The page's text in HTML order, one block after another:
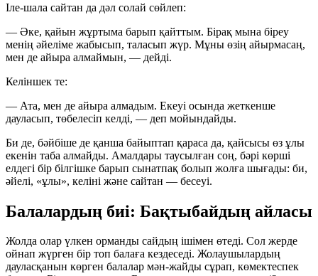
Іле-шала сайтан да дәл солай сөйлеп:
— Әке, қайын жұртыма барып қайттым. Бірақ мына біреу
менің әйеліме жабысып, таласып жүр. Мұны өзің айырмасаң,
мен де айыра алмаймын, — дейді.
Келіншек те:
— Ата, мен де айыра алмадым. Екеуі осында жеткенше
дауласып, төбелесіп келді, — деп мойындайды.
Би де, бәйбіше де қанша байыптап қараса да, қайсысы өз ұлы
екенін таба алмайды. Амалдары таусылған соң, бәрі көрші
елдегі бір білгішке барып сынатпақ болып жолға шығады: би,
әйелі, «ұлы», келіні және сайтан — бесеуі.
Балалардың биі: Бақтыбайдың айласы
Жолда олар үлкен орманды сайдың ішімен өтеді. Сол жерде
ойнап жүрген бір топ балаға кездеседі. Жолаушылардың
дауласқанын көрген балалар мән-жайды сұрап, көмектеспек